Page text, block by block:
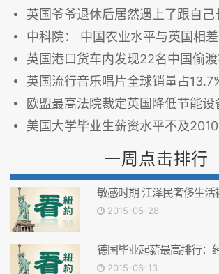
英国爷爷退休后居然遇上了跟自己长一摸一样
中科院： 中国农业水平与英国相差150年
英国港口货车内发现22名中国偷
英国流行音乐唱片全球销量占
欧盟最高法院裁定英国降低节能
美国大学毕业生薪资水平不及
一周点击排行
敏感时期 江泽民奢侈生活
2015-05-28
德国毕业起薪最高排行：
2015-06-13